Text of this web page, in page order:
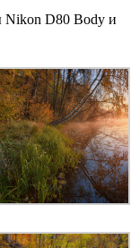
Nikon D80 Body и